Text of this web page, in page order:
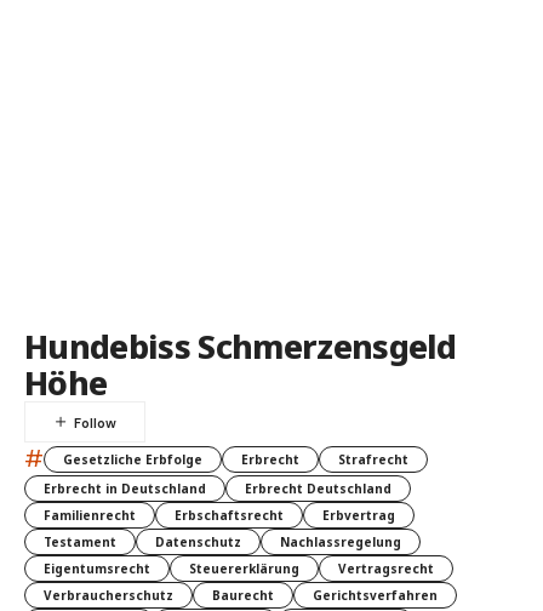
Hundebiss Schmerzensgeld
Höhe
# Gesetzliche Erbfolge Erbrecht
Strafrecht
Erbrecht in Deutschland
Erbrecht Deutschland
Familienrecht
Erbschaftsrecht
Erbvertrag
Testament
Datenschutz
Nachlassregelung
Eigentumsrecht
Steuererklärung
Vertragsrecht
Verbraucherschutz
Baurecht
Gerichtsverfahren